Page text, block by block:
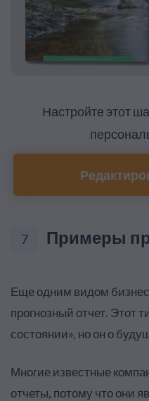
Настройте этот
7 Примеры
Еще одним видом
прогнозный отчет. Этот
состоянии», но он о
Многие известные
отчеты, потому что они